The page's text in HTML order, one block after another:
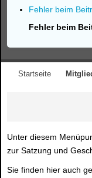
Fehler beim
Fehler beim
Startseite
Unter diesem
zur Satzung und
Sie finden hier auch